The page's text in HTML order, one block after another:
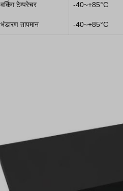
वर्किंग टेम्परेचर -40~+85°C
भंडारण तापमान -40~+85°C